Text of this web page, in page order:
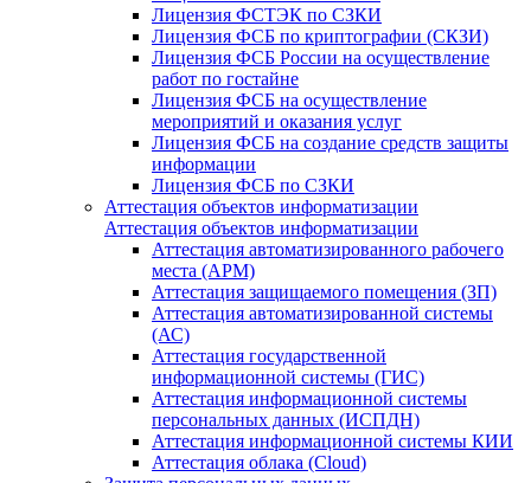
Лицензия ФСТЭК по СЗКИ
Лицензия ФСБ по криптографии (СКЗИ)
Лицензия ФСБ России на осуществление
работ по гостайне
Лицензия ФСБ на осуществление
мероприятий и оказания услуг
Лицензия ФСБ на создание средств защиты
информации
Лицензия ФСБ по СЗКИ
Аттестация объектов информатизации
Аттестация объектов информатизации
Аттестация автоматизированного рабочего
места (АРМ)
Аттестация защищаемого помещения (ЗП)
Аттестация автоматизированной системы
(АС)
Аттестация государственной
информационной системы (ГИС)
Аттестация информационной системы
персональных данных (ИСПДН)
Аттестация информационной системы КИИ
Аттестация облака (Cloud)